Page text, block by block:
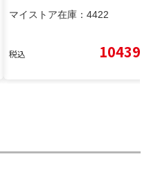
マイストア在庫： 4422
税込 10439